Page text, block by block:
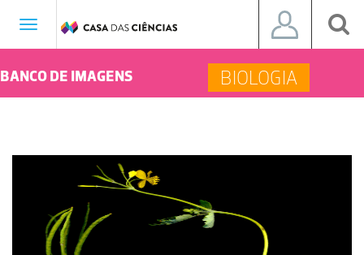
Toggle
BANCO DE IMAGENS BIOLOGIA